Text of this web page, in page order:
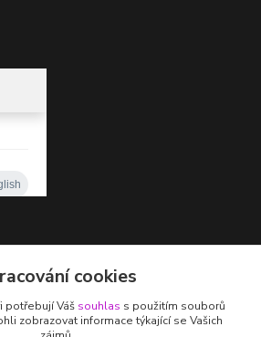
cookies
potřebují Váš souhlas s použitím souborů
zobrazovat informace týkající se Vašich